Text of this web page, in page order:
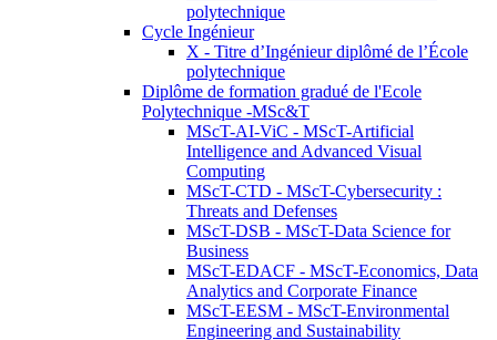
polytechnique
Cycle Ingénieur
X - Titre d’Ingénieur diplômé de l’École
polytechnique
Diplôme de formation gradué de l'Ecole
Polytechnique -MSc&T
MScT-AI-ViC - MScT-Artificial
Intelligence and Advanced Visual
Computing
MScT-CTD - MScT-Cybersecurity :
Threats and Defenses
MScT-DSB - MScT-Data Science for
Business
MScT-EDACF - MScT-Economics, Data
Analytics and Corporate Finance
MScT-EESM - MScT-Environmental
Engineering and Sustainability